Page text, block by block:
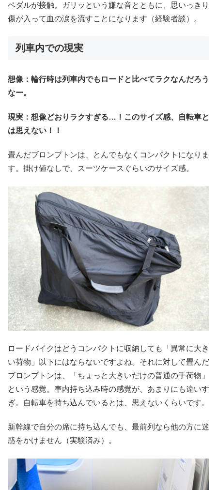
ペダルが接触。ガリッという嫌な音とともに、思いっきり
傷が入って血の涙を流すことになります（経験者談）。
列車内での現実
想像：輪行時は列車内でもロードと比べてラクなんだろう
なー。
現実：想像どおりラクすぎる…！このサイズ感、自転車と
は思えない！！
畳んだブロンプトンは、とんでもなくコンパクトになりま
す。掛け値なしで、スーツケースぐらいのサイズ感。
ロードバイクはどうコンパクトに収納しても「異常に大き
い荷物」以下にはならないですよね。それに対して畳んだ
ブロンプトンは、「ちょっと大きいだけの普通の手荷物」
という感覚。車内持ち込み時の感覚が、あまりにも違いす
ぎ。自転車を持ち込んでいるとは、思えないくらいです。
新幹線で自分の席に持ち込んでも、最前列なら他の方に迷
惑をかけません（実験済み）。